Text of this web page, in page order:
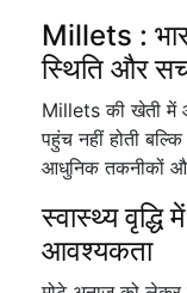
Millets :
स्थिति और
Millets की खेती में
पहुंच नहीं होती
आधुनिक तकनीकों
स्वास्थ्य
आवश्यकता